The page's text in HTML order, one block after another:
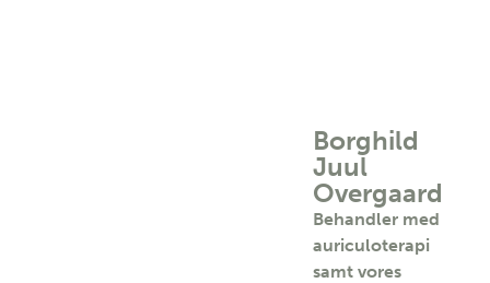
Borghild
Juul
Overgaard
Behandler med
auriculoterapi
samt vores